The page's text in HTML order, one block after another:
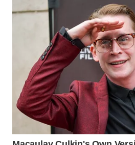
WAHANA
WAHANANEWS
ID
WAHANANEWS
CO ID
WAHANANEWS
NET